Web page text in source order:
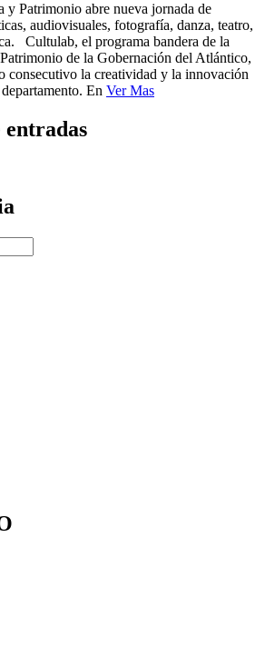
y Patrimonio abre nueva jornada de
audiovisuales, fotografía, danza, teatro,
Cultulab, el programa bandera de la
de la Gobernación del Atlántico,
consecutivo la creatividad y la innovación
En Ver Mas
entradas